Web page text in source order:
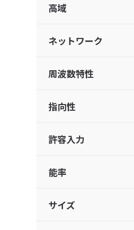
高域
ネットワーク
周波数特性
指向性
許容入力
能率
サイズ